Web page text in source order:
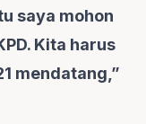
saya mohon
Kita harus
mendatang,”